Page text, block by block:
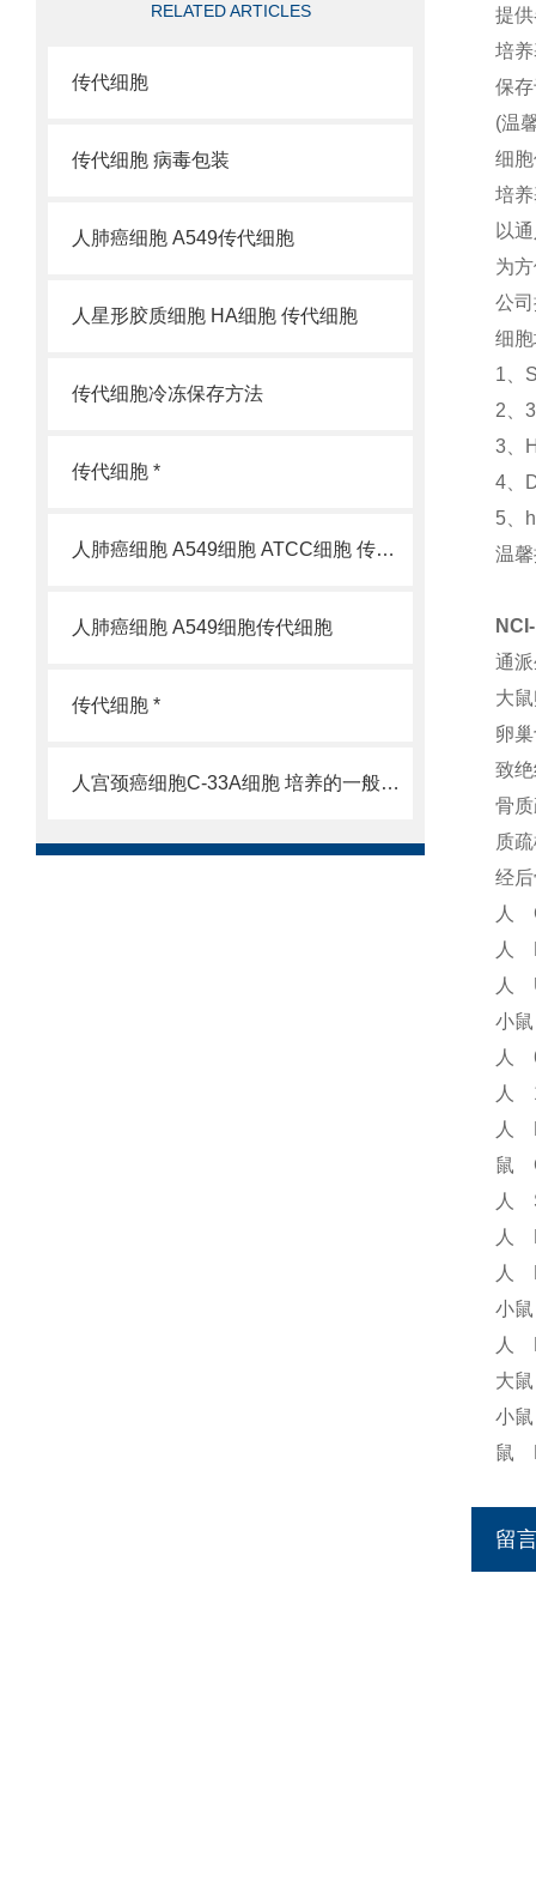
RELATED ARTICLES
传代细胞
传代细胞 病毒包装
人肺癌细胞 A549传代细胞
人星形胶质细胞 HA细胞 传代细胞
传代细胞冷冻保存方法
传代细胞 *
人肺癌细胞 A549细胞 ATCC细胞 传代细胞
人肺癌细胞 A549细胞传代细胞
传代细胞 *
人宫颈癌细胞C-33A细胞 培养的一般过程
提
培
保
(温
细
培
以
为
公
细
1、
2、
3、
4、
5、
温
通
大
卵
致
骨
质
经
人
人
人
小
人
人
人
鼠
人
人
人
小
人
大
小
鼠
留